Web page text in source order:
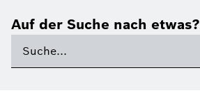
Auf der Suche nach etwas?